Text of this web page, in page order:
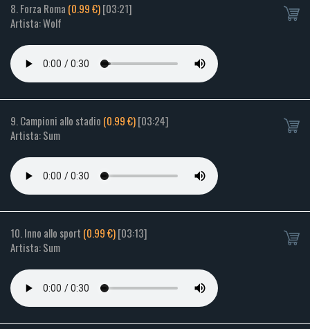
8. Forza Roma (0.99 €)[03:21]
Artista: Wolf
9. Campioni allo stadio (0.99 €)[03:24]
Artista: Sum
10. Inno allo sport (0.99 €)[03:13]
Artista: Sum